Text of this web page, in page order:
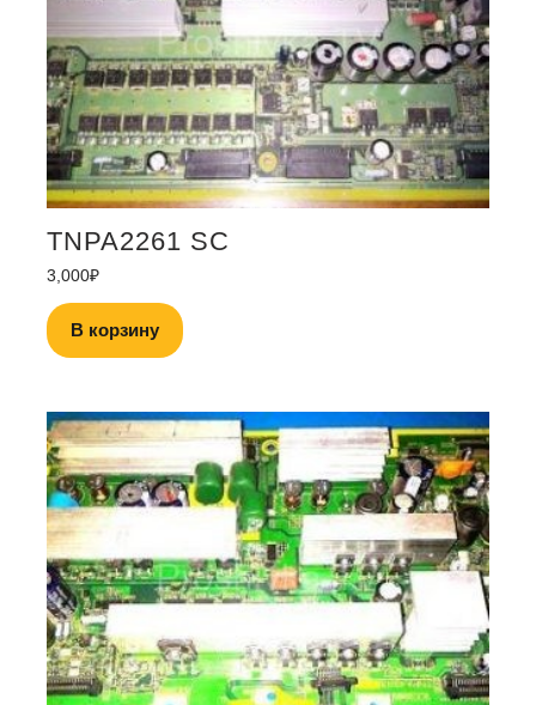
TNPA2261 SC
3,000₽
В корзину